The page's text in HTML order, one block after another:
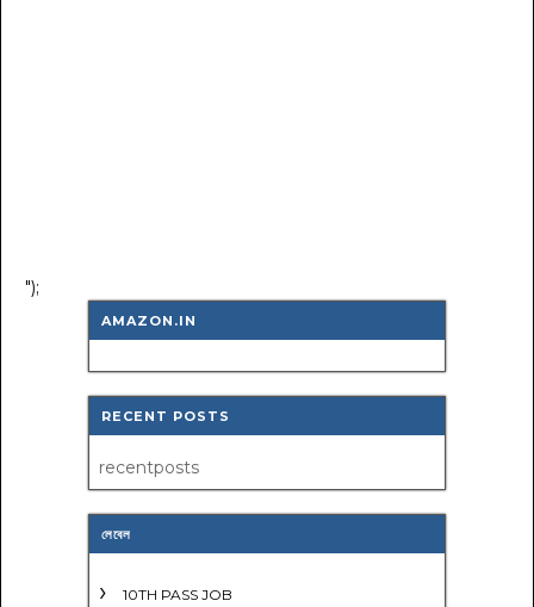
");
AMAZON.IN
RECENT POSTS
recentposts
লেবেল
10TH PASS JOB